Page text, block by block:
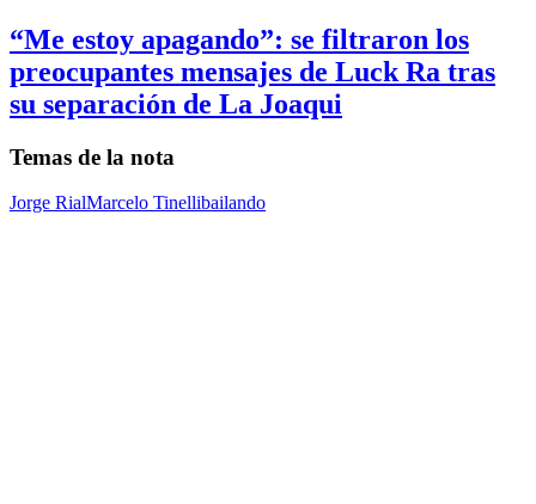
“Me estoy apagando”: se filtraron los
preocupantes mensajes de Luck Ra tras
su separación de La Joaqui
Temas de la nota
Jorge RialMarcelo Tinellibailando